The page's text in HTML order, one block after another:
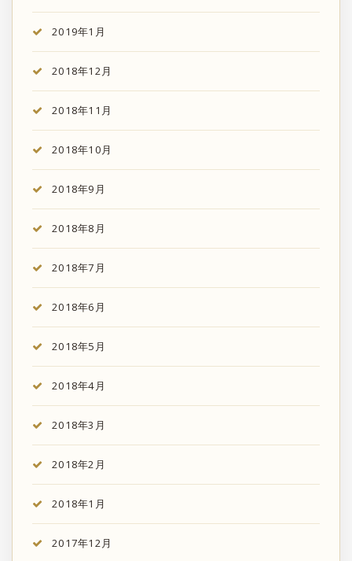
2019年1月
2018年12月
2018年11月
2018年10月
2018年9月
2018年8月
2018年7月
2018年6月
2018年5月
2018年4月
2018年3月
2018年2月
2018年1月
2017年12月